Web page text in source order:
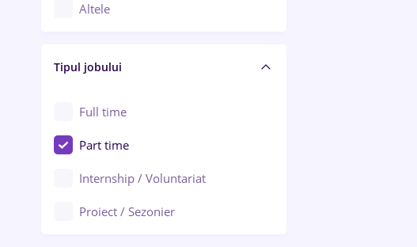
Arad
Baia Mare
Bârlad
Bistrița (Bistrița-Năsăud)
Altele
Asigurări
Au pair / Babysitter / Curățenie
Audit / Consultanță
Auto / Echipamente
Automatizări
Tipul jobului
Full time
Part time
Internship / Voluntariat
Proiect / Sezonier